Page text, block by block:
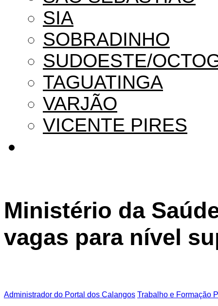
SIA
SOBRADINHO
SUDOESTE/
TAGUATINGA
VARJÃO
VICENTE PIRES
Ministério da
vagas para nível
Administrador do Portal dos Calangos Trabalho e Formação